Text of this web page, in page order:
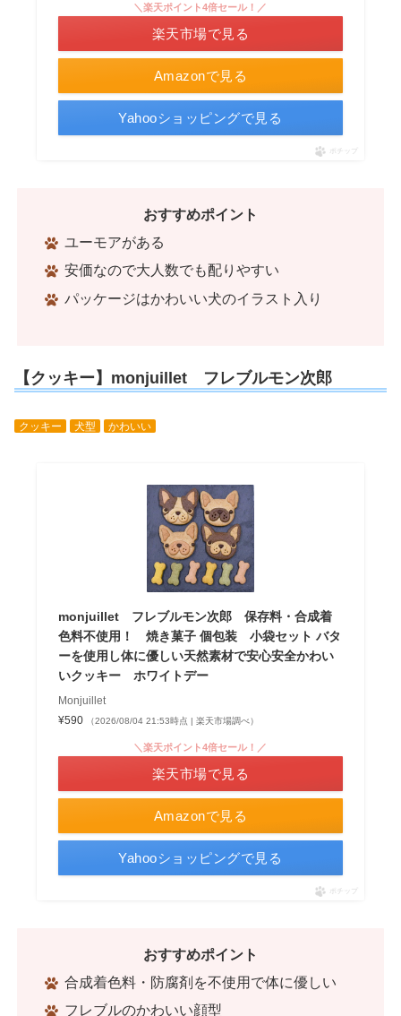
Amazonで見る
＼楽天ポイント4倍セール！／
楽天市場で見る
Yahooショッピングで見る
ポチップ
おすすめポイント
ユーモアがある
安価なので大人数でも配りやすい
パッケージはかわいい犬のイラスト入り
【クッキー】monjuillet フレブルモン次郎
クッキー 犬型 かわいい
monjuillet フレブルモン次郎 保存料・合成着
色料不使用！ 焼き菓子 個包装 小袋セット バタ
ーを使用し体に優しい天然素材で安心安全かわい
いクッキー ホワイトデー
Monjuillet
¥590
（2026/08/04 21:53時点 | 楽天市場調べ）
Amazonで見る
＼楽天ポイント4倍セール！／
楽天市場で見る
Yahooショッピングで見る
ポチップ
おすすめポイント
合成着色料・防腐剤を不使用で体に優しい
フレブルのかわいい顔型